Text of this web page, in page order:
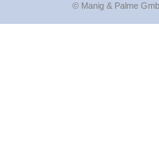
© Manig & Palme